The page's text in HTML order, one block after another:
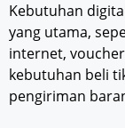
Kebutuhan
yang utama,
internet,
kebutuhan beli
pengiriman